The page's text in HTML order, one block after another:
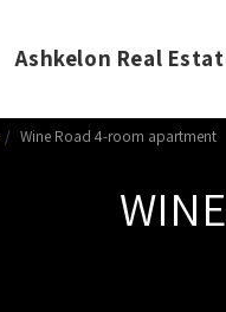
Ashkelon Real
Wine Road 4-room apartment